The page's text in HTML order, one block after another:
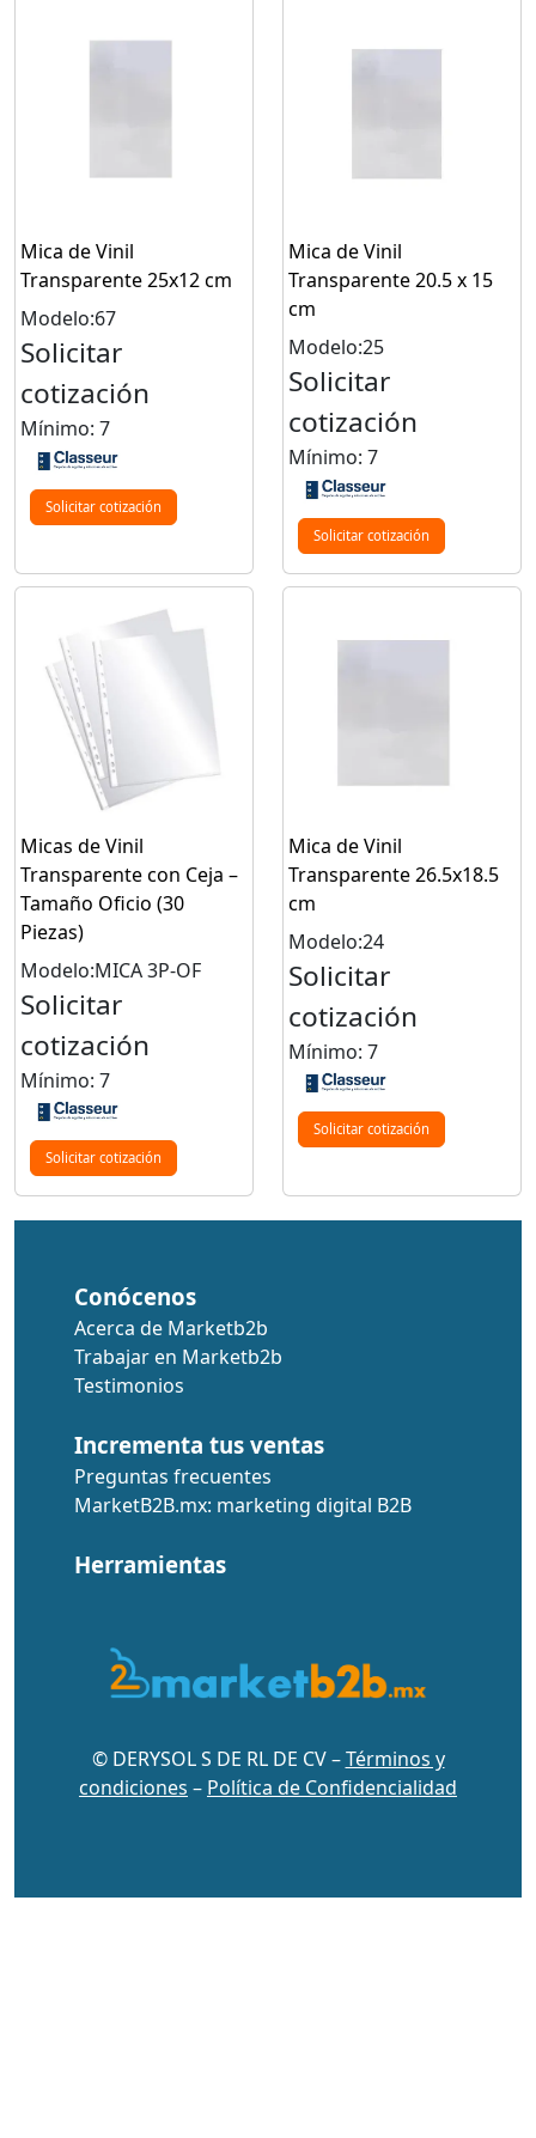
Mica de Vinil
Transparente 25x12 cm
Modelo:67
Solicitar
cotización
Mínimo: 7
Solicitar cotización
Mica de Vinil
Transparente 20.5 x 15
cm
Modelo:25
Solicitar
cotización
Mínimo: 7
Solicitar cotización
Micas de Vinil
Transparente con Ceja –
Tamaño Oficio (30
Piezas)
Modelo:MICA 3P-OF
Solicitar
cotización
Mínimo: 7
Solicitar cotización
Mica de Vinil
Transparente 26.5x18.5
cm
Modelo:24
Solicitar
cotización
Mínimo: 7
Solicitar cotización
Conócenos
Acerca de Marketb2b
Trabajar en Marketb2b
Testimonios
Incrementa tus ventas
Preguntas frecuentes
MarketB2B.mx: marketing digital B2B
Herramientas
© DERYSOL S DE RL DE CV –Términos y
condiciones – Política de Confidencialidad